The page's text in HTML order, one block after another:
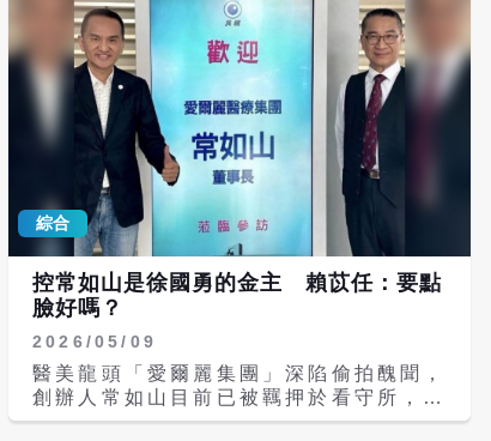
行。對此，陸委會今（6）日示警，不論
台商或是台籍幹部，或者是在大陸投資的
科技業者等，可能違反出口管制或技術出
口規定。 陸委會今日下午舉行例行記者
會，由副主委兼發言人梁文傑親自主持，
媒體關注大陸國務院關於出境入境管理的
規定議題，9月15號要實施，這個規定會
不會對台灣民眾、台商造成影響？ 梁文
傑回應表示，其實中國大陸對於他的公民
和外國人士的出入境本來就是高度管制，
它是可以幾乎是可以隨意地禁止出入境
的，這一次就是用法治化的名義，然後公
佈了這個條例，也就是說把原來比較隨意
的一些事情，把它披上了一個法律的外
衣。 梁文傑說，陸委會特別會比較關注
的是它裡面有「違反出口管制或技術出
口」的規定，這一類的人他基本上很可能
綜合
控常如山是徐國勇的金主 賴苡任：要點
臉好嗎？
2026/05/09
醫美龍頭「愛爾麗集團」深陷偷拍醜聞，
創辦人常如山目前已被羈押於看守所，國
民黨前副發言人賴苡任日前於臉書重砲發